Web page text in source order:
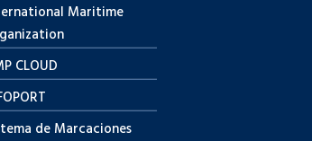
Maritime
CLOUD
de Marcaciones